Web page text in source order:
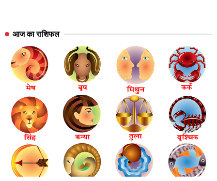
आज का राशिफल